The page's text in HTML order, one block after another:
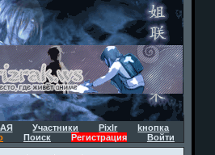
Участники Pixlr
kнопка
Поиск Регистрация Войти